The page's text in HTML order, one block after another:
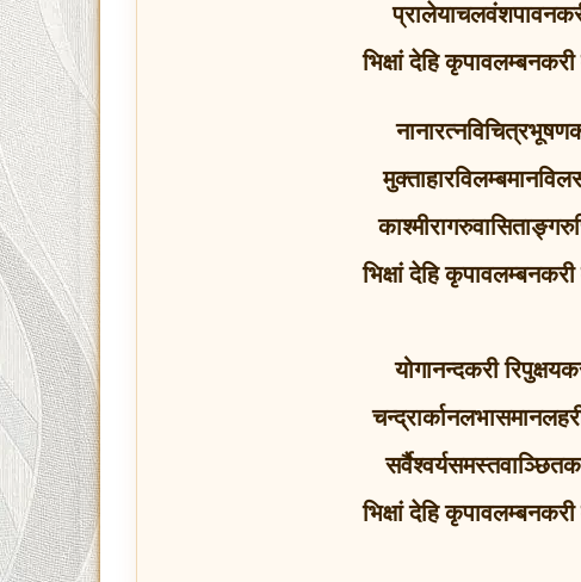
भिक्षां देहि
भिक्षां देहि
योगानन्दकरी
भिक्षां देहि